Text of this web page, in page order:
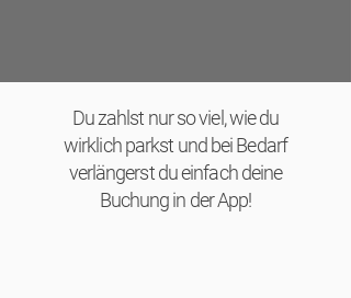
Du zahlst nur so viel, wie du
wirklich parkst und bei Bedarf
verlängerst du einfach deine
Buchung in der App!